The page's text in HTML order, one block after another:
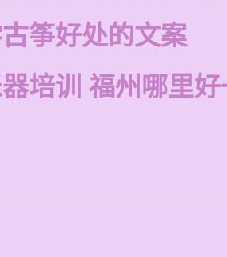
筝好处的文案
培训 福州哪里